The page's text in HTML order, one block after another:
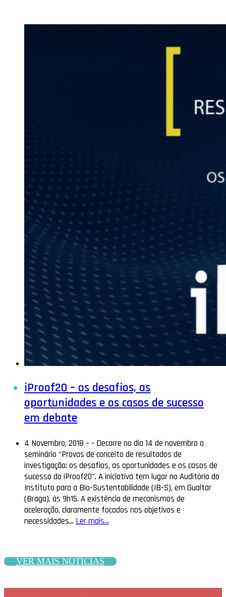
iProof20 – os desafios, as
oportunidades e os casos de sucesso
em debate
4 Novembro, 2018 – - Decorre no dia 14 de novembro o
seminário “Provas de conceito de resultados de
investigação: os desafios, as oportunidades e os casos de
sucesso do iProof20”. A iniciativa tem lugar no Auditório do
Instituto para a Bio-Sustentabilidade (IB-S), em Gualtar
(Braga), às 9h15. A existência de mecanismos de
aceleração, claramente focados nos objetivos e
necessidades… Ler mais...
VER MAIS NOTÍCIAS